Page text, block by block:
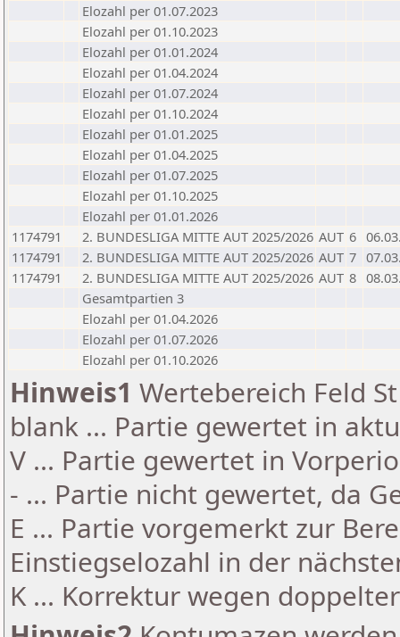
Elozahl per 01.07.2023
Elozahl per 01.10.2023
Elozahl per 01.01.2024
Elozahl per 01.04.2024
Elozahl per 01.07.2024
Elozahl per 01.10.2024
Elozahl per 01.01.2025
Elozahl per 01.04.2025
Elozahl per 01.07.2025
Elozahl per 01.10.2025
Elozahl per 01.01.2026
1174791
2. BUNDESLIGA MITTE AUT 2025/2026 AUT 6
1174791
2. BUNDESLIGA MITTE AUT 2025/2026 AUT 7
1174791
2. BUNDESLIGA MITTE AUT 2025/2026 AUT 8
Gesamtpartien 3
Elozahl per 01.04.2026
Elozahl per 01.07.2026
Elozahl per 01.10.2026
Hinweis1 Wertebereich Feld
blank ... Partie gewertet in
V ... Partie gewertet in
- ... Partie nicht gewertet, da
E ... Partie vorgemerkt zur
Einstiegselozahl in der
K ... Korrektur wegen